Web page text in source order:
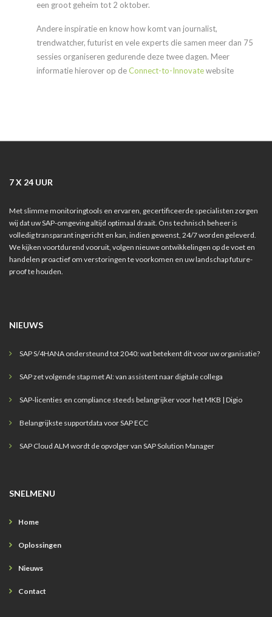
een groot geheim tot 2 oktober.
Andere inspiratie en know how komt van journalist,
trendwatcher, futurist en vele experts die samen meer dan 75
sessies organiseren gedurende deze twee dagen. Meer
informatie hierover op deConnect-to-Innovatewebsite
7 X 24 UUR
Met slimme monitoringtools en ervaren, gecertificeerde specialisten zorgen
wij dat uw SAP-omgeving altijd optimaal draait. Ons technisch beheer is
volledig transparant ingericht en kan, indien gewenst, 24/7 worden geleverd.
We kijken voortdurend vooruit, volgen nieuwe ontwikkelingen op de voet en
handelen proactief om verstoringen te voorkomen en uw landschap future-
proof te houden.
NIEUWS
SAP S/4HANA ondersteund tot 2040: wat betekent dit voor uw organisatie?
SAP zet volgende stap met AI: van assistent naar digitale collega
SAP-licenties en compliance steeds belangrijker voor het MKB | Digio
Belangrijkste supportdata voor SAP ECC
SAP Cloud ALM wordt de opvolger van SAP Solution Manager
SNELMENU
Home
Oplossingen
Nieuws
Contact